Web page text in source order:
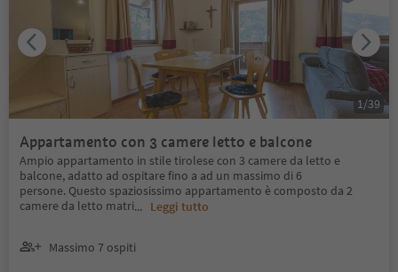
Appartamento con 3 camere letto e balcone
Ampio appartamento in stile tirolese con 3 camere da letto e
balcone, adatto ad ospitare fino a ad un massimo di 6
persone. Questo spaziosissimo appartamento è composto da 2
camere da letto matri... Leggi tutto
Massimo 7 ospiti
1/39